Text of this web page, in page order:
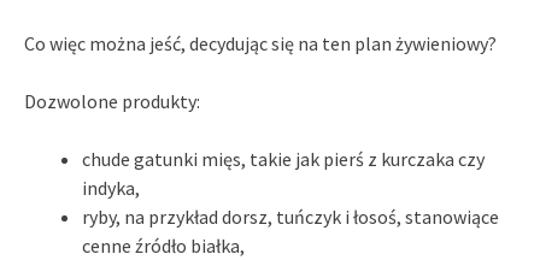
Co więc można jeść, decydując się na ten plan żywieniowy?
Dozwolone produkty:
chude gatunki mięs, takie jak pierś z kurczaka czy
indyka,
ryby, na przykład dorsz, tuńczyk i łosoś, stanowiące
cenne źródło białka,